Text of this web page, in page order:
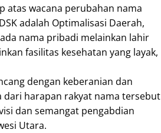
atas wacana perubahan nama
adalah Optimalisasi Daerah,
nama pribadi melainkan lahir
fasilitas kesehatan yang layak,
dengan keberanian dan
harapan rakyat nama tersebut
dan semangat pengabdian
Utara.